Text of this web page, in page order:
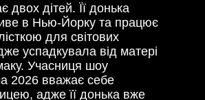
двох дітей. Її донька
в Нью-Йорку та працює
для світових
успадкувала від матері
Учасниця шоу
2026 вважає себе
адже її донька вже